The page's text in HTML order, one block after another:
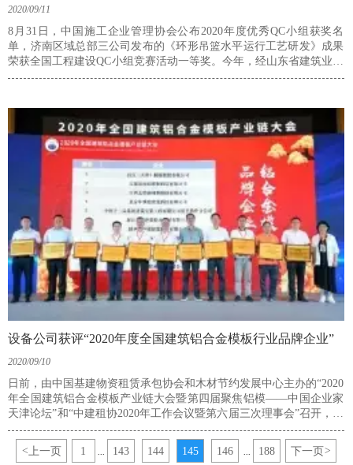
2020/09/11
8月31日，中国施工企业管理协会公布2020年度优秀QC小组获奖名
单，济南区域总部三公司发布的《环形吊篮水平运行工艺研发》成果
荣获全国工程建设QC小组竞赛活动一等奖。今年，经山东省建筑业协
会组织评比、推荐，公司5项QC成果参加各级行业协会发布交流，其
１项，山东省质量协会等七部委发布2项。
设备公司获评“2020年度全国建筑铝合金模板行业品牌企业”
2020/09/10
日前，由中国基建物资租赁承包协会和木材节约发展中心主办的“2020
年全国建筑铝合金模板产业链大会暨第四届聚焦铝模——中国企业家
天津论坛”和“中建租协2020年工作会议暨第六届三次理事会”召开，集
团董事、轮值总经理，山东天齐设备管理有限公司董事长，中建租协
副会长关宏达参加。会上，设备公司获评“2020年度全国建筑铝合金模
板行业品牌企业”。
< 上一页 1 143 144 145 146 188 下一页>